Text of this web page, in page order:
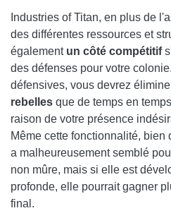
Industries of Titan, en plus de
des différentes ressources et
égalementun côté compétitif
des défenses pour votre
défensives, vous devrez
rebelles que de temps en
raison de votre présence
Même cette fonctionnalité, bien
a malheureusement semblé
non mûre, mais si elle est
profonde, elle pourrait gagner
final.